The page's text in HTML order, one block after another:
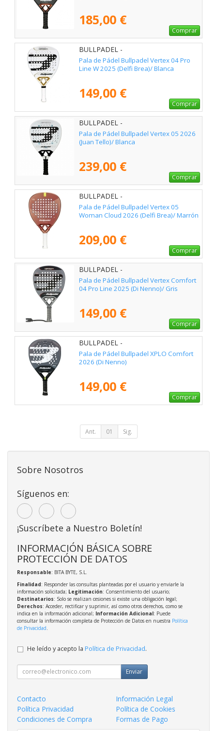
185,00 €
Comprar
BULLPADEL -
Pala de Pádel Bullpadel Vertex 04 Pro
Line W 2025 (Delfi Brea)/ Blanca
149,00 €
Comprar
BULLPADEL -
Pala de Pádel Bullpadel Vertex 05 2026
(Juan Tello)/ Blanca
239,00 €
Comprar
BULLPADEL -
Pala de Pádel Bullpadel Vertex 05
Woman Cloud 2026 (Delfi Brea)/ Marrón
209,00 €
Comprar
BULLPADEL -
Pala de Pádel Bullpadel Vertex Comfort
04 Pro Line 2025 (Di Nenno)/ Gris
149,00 €
Comprar
BULLPADEL -
Pala de Pádel Bullpadel XPLO Comfort
2026 (Di Nenno)
149,00 €
Comprar
Ant. 01 Sig.
Sobre Nosotros
Síguenos en:
¡Suscríbete a Nuestro Boletín!
INFORMACIÓN BÁSICA SOBRE
PROTECCIÓN DE DATOS
Responsable: BITA BYTE, S.L.
Finalidad: Responder las consultas planteadas por el usuario y enviarle la
información solicitada; Legitimación: Consentimiento del usuario;
Destinatarios: Solo se realizan cesiones si existe una obligación legal;
Derechos: Acceder, rectificar y suprimir, así como otros derechos, como se
indica en la información adicional; Información Adicional: Puede
consultar la información completa de Protección de Datos en nuestra Política
de Privacidad.
He leído y acepto la Política de Privacidad.
Enviar
Contacto
Información Legal
Política Privacidad
Política de Cookies
Condiciones de Compra
Formas de Pago